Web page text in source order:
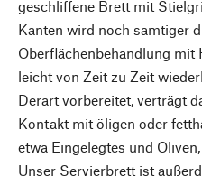
geschliffene Brett mit
Kanten wird noch samtiger
Oberflächenbehandlung mit
leicht von Zeit zu Zeit
Derart vorbereitet, verträgt
Kontakt mit öligen oder
etwa Eingelegtes und
Unser Servierbrett ist